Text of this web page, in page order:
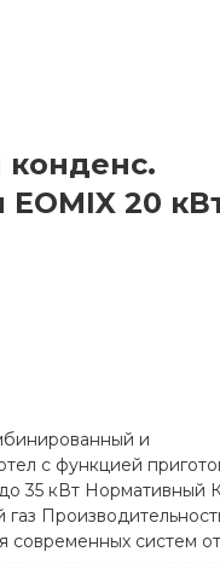
конденс.
20
и
с функцией
35 кВт Нормативный
систем